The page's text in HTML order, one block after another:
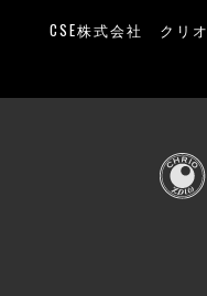
CSE株式会社 クリオ